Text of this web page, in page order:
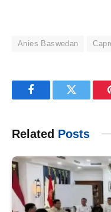
Anies Baswedan
FacebookTwitter
Related Posts